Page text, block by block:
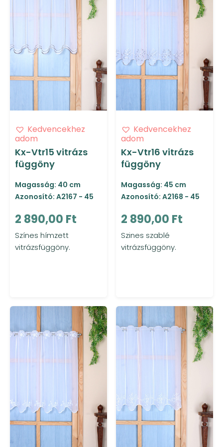
Kedvencekhez
adom
Kx-Vtr15 vitrázs
függöny
Magasság: 40 cm
Azonosító: A2167 - 45
2 890,00 Ft
Színes hímzett
vitrázsfüggöny.
Kedvencekhez
adom
Kx-Vtr16 vitrázs
függöny
Magasság: 45 cm
Azonosító: A2168 - 45
2 890,00 Ft
Szines szablé
vitrázsfüggöny.